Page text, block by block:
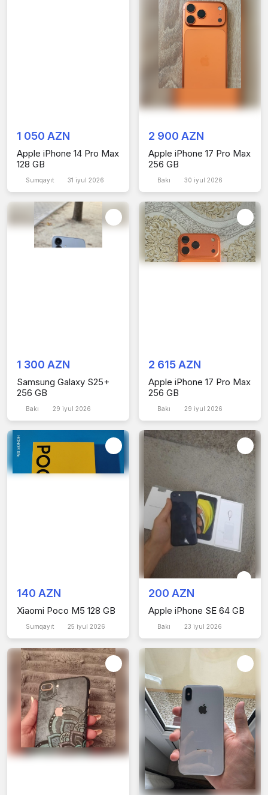
1 050 AZN
Apple iPhone 14 Pro Max
128 GB
Sumqayıt 31 iyul 2026
2 900 AZN
Apple iPhone 17 Pro Max
256 GB
Bakı 30 iyul 2026
1 300 AZN
Samsung Galaxy S25+
256 GB
Bakı 29 iyul 2026
2 615 AZN
Apple iPhone 17 Pro Max
256 GB
Bakı 29 iyul 2026
140 AZN
Xiaomi Poco M5 128 GB
Sumqayıt 25 iyul 2026
200 AZN
Apple iPhone SE 64 GB
Bakı 23 iyul 2026